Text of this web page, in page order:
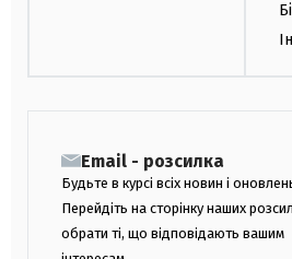
Email - розсилка
Будьте в курсі всіх новин і
Перейдіть на сторінку наших
обрати ті, що відповідають вашим